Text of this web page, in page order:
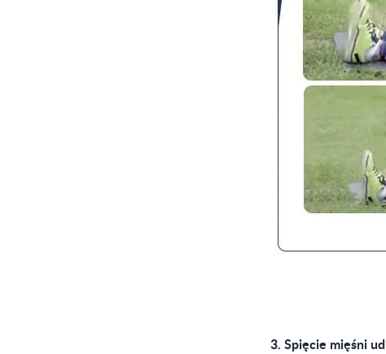
3. Spięcie mięśni ud